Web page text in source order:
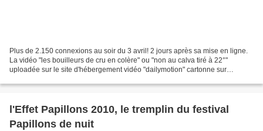
Plus de 2.150 connexions au soir du 3 avril! 2 jours après sa mise en ligne.
La vidéo "les bouilleurs de cru en colère" ou "non au calva tiré à 22°"
uploadée sur le site d'hébergement vidéo "dailymotion" cartonne sur
l'Effet Papillons 2010, le tremplin du festival
Papillons de nuit